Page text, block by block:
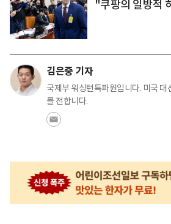
"쿠팡의 일방적
김은중 기자
국제부 워싱턴특파원입니다. 미국 대
를 전합니다.